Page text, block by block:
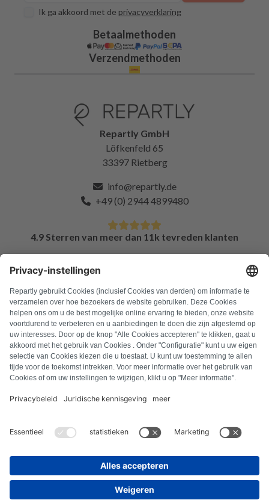
Ik ga akkoord met de privacyverklaring
Betaalmethoden
Verzendmethoden
Repartly GmbH
Löfkenfeld 65
33397 Rietberg
info@repartly.de
+49 (0) 2944 4899480
4.9 Sterren van meer dan 11k tevreden klanten
FAQ
Alle foutcodes
Over ons
Druk op
Colofon
Algemene voorwaarden
Cookiebeleid
Contract herroepen